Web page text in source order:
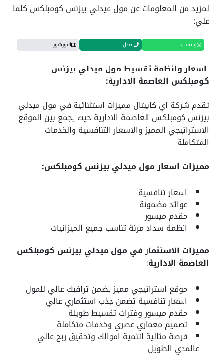
لمزيد من المعلومات عن مول ميدلي بيزنس كومبلكس كلما
علي:
واتساب اتصل البورشور
اسعار وانظمة تقسيط مول ميدلي بيزنس
كومبلكس العاصمة الادارية:
تقدم شركة اي كابيتال مميزات استثنائية في مول ميدلي
بيزنس كومبلكس العاصمة الادارية حيث يجمع بين الموقع
الاستراتيجي المميز والاسعار التنافسية والخدمات
المتكاملة
مميزات اسعار مول ميدلي بيزنس كومبلكس:
اسعار تنافسية
عوائد مضمونة
مقدم ميسور
انظمة سداد مرنة تناسب جميع الميزانيات
مميزات الاستثمار في مول ميدلي بيزنس كومبلكس
العاصمة الادارية:
موقع استراتيجي مميز يضمن ترافيك عالي للمول
اسعار تنافسية تضمن جذب استثماري عالي
مقدم ميسور وفترات تقسيط طويلة
تصميم معماري عصري وخدمات متكاملة
فرصة مثالية اتنمية اموالك وتحقيق ربح عالي
عالمدي الطويل